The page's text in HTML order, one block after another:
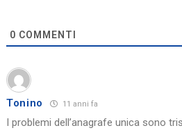
0 COMMENTI
Tonino 11 anni fa
I problemi dell’anagrafe unica sono